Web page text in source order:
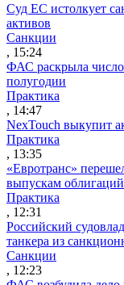
Суд ЕС истолкует
активов
Санкции
, 15:24
ФАС раскрыла
полугодии
Практика
, 14:47
NexTouch выкупит
Практика
, 13:35
«Евротранс»
выпускам облигаций
Практика
, 12:31
Российский
танкера из
Санкции
, 12:23